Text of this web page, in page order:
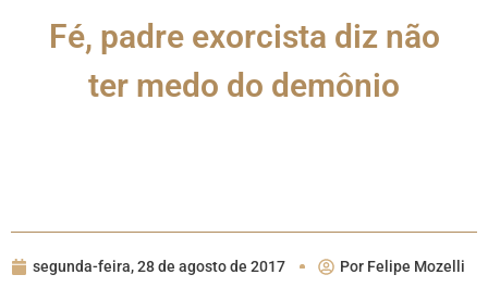
Fé, padre exorcista diz não
ter medo do demônio
segunda-feira, 28 de agosto de 2017 Por Felipe Mozelli